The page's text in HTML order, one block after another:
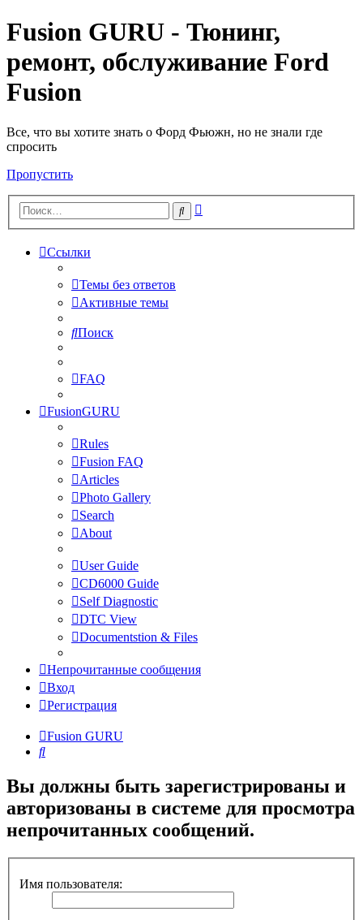
Fusion GURU - Тюнинг,
ремонт, обслуживание Ford
Fusion
Все, что вы хотите знать о Форд Фьюжн, но не знали где
спросить
Пропустить
Поиск
Ссылки
Темы без ответов
Активные темы
Поиск
FAQ
FusionGURU
Rules
Fusion FAQ
Articles
Photo Gallery
Search
About
User Guide
CD6000 Guide
Self Diagnostic
DTC View
Documentstion & Files
Непрочитанные сообщения
Вход
Регистрация
Fusion GURU
Поиск
Вы должны быть зарегистрированы и
авторизованы в системе для просмотра
непрочитанных сообщений.
Имя пользователя: